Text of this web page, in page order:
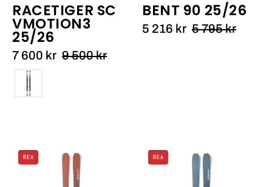
RACETIGER SC
VMOTION3
25/26
7 600 kr 9 500 kr
Färg
BENT 90 25/26
5 216 kr 5 795 kr
Nordica
Unlimited
94
REA
Nordica
Unlimited
104
REA